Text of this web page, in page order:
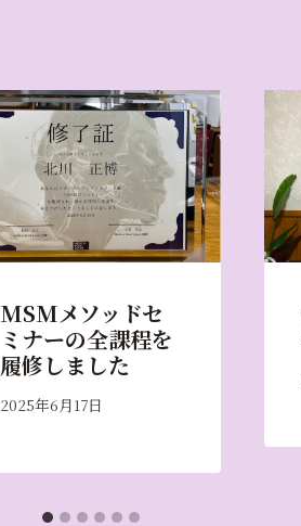
MSMメソッドセ
ミナーの全課程を
履修しました
2025年6月17日